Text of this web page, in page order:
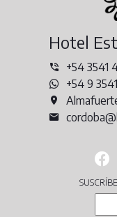
Hotel
+54 3541
+54 9